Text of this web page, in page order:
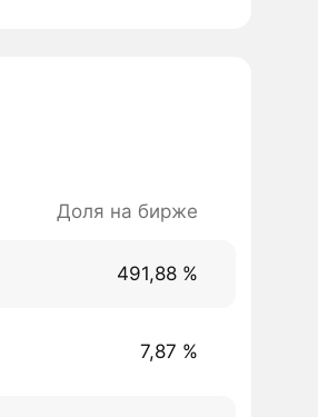
Доля на бирже
491,88 %
7,87 %